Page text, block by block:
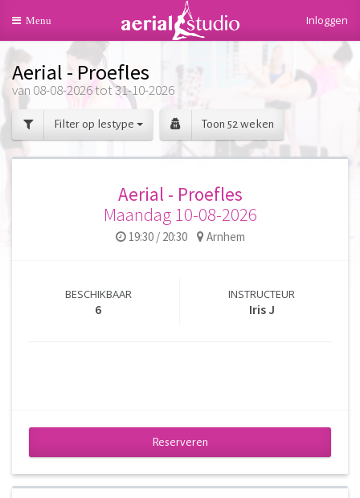
Menu Inloggen
Aerial - Proefles
van 08-08-2026 tot 31-10-2026
Filter op lestype Toon 52 weken
Aerial - Proefles
Maandag 10-08-2026
19:30 / 20:30 Arnhem
BESCHIKBAAR
6
INSTRUCTEUR
Iris J
Reserveren